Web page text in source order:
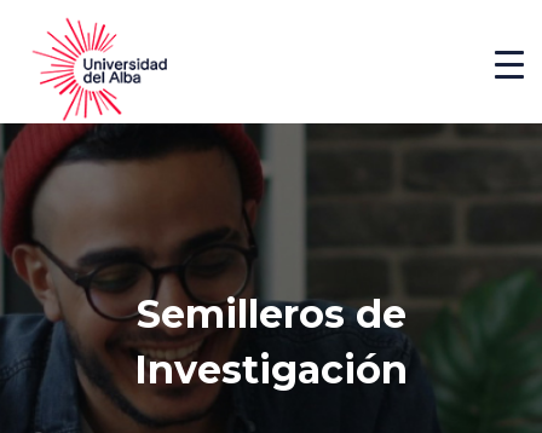
Semilleros de
Investigación